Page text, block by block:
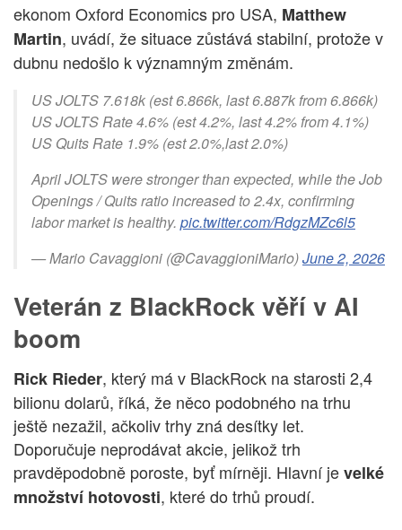
ekonom Oxford Economics pro USA, Matthew
Martin, uvádí, že situace zůstává stabilní, protože v
dubnu nedošlo k významným změnám.
US JOLTS 7.618k (est 6.866k, last 6.887k from 6.866k)
US JOLTS Rate 4.6% (est 4.2%, last 4.2% from 4.1%)
US Quits Rate 1.9% (est 2.0%,last 2.0%)
April JOLTS were stronger than expected, while the Job
Openings / Quits ratio increased to 2.4x, confirming
labor market is healthy. pic.twitter.com/RdgzMZc6l5
— Mario Cavaggioni (@CavaggioniMario)June 2, 2026
Veterán z BlackRock věří v AI
boom
Rick Rieder, který má v BlackRock na starosti 2,4
bilionu dolarů, říká, že něco podobného na trhu
ještě nezažil, ačkoliv trhy zná desítky let.
Doporučuje neprodávat akcie, jelikož trh
pravděpodobně poroste, byť mírněji. Hlavní jevelké
množství hotovosti, které do trhů proudí.